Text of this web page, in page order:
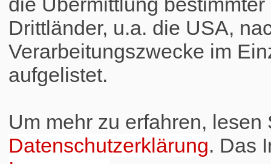
Drittländer, u.a. die USA,
Verarbeitungszwecke im
aufgelistet.
Um mehr zu erfahren, lesen
Datenschutzerklärung. Das